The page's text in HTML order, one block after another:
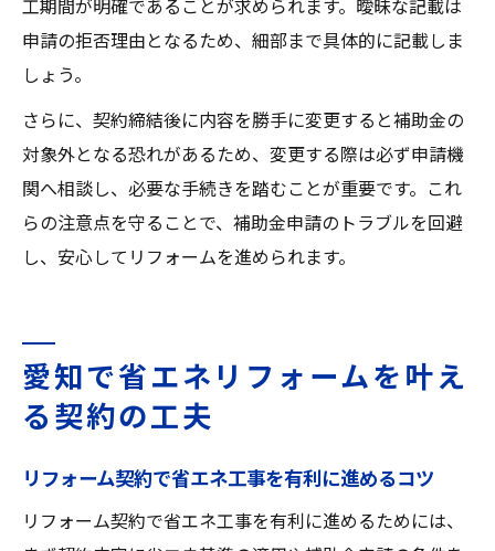
工期間が明確であることが求められます。曖昧な記載は
申請の拒否理由となるため、細部まで具体的に記載しま
しょう。
さらに、契約締結後に内容を勝手に変更すると補助金の
対象外となる恐れがあるため、変更する際は必ず申請機
関へ相談し、必要な手続きを踏むことが重要です。これ
らの注意点を守ることで、補助金申請のトラブルを回避
し、安心してリフォームを進められます。
愛知で省エネリフォームを叶え
る契約の工夫
リフォーム契約で省エネ工事を有利に進めるコツ
リフォーム契約で省エネ工事を有利に進めるためには、